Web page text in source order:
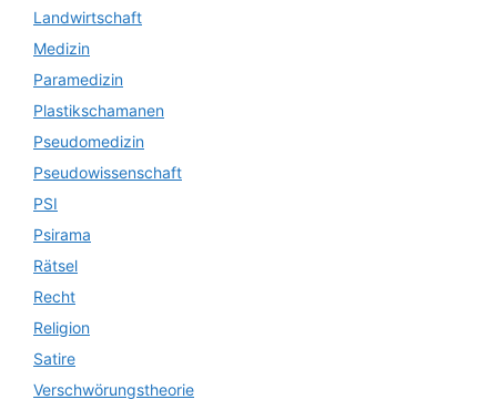
Landwirtschaft
Medizin
Paramedizin
Plastikschamanen
Pseudomedizin
Pseudowissenschaft
PSI
Psirama
Rätsel
Recht
Religion
Satire
Verschwörungstheorie